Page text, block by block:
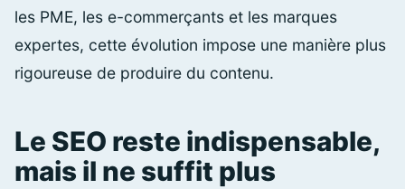
les PME, les e-commerçants et les marques
expertes, cette évolution impose une manière plus
rigoureuse de produire du contenu.
Le SEO reste indispensable,
mais il ne suffit plus